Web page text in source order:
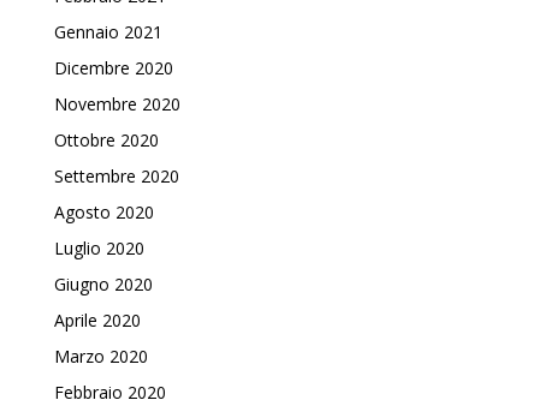
Gennaio 2021
Dicembre 2020
Novembre 2020
Ottobre 2020
Settembre 2020
Agosto 2020
Luglio 2020
Giugno 2020
Aprile 2020
Marzo 2020
Febbraio 2020